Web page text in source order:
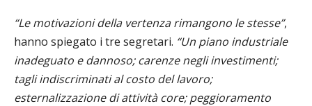
“Le motivazioni della vertenza rimangono le stesse”,
hanno spiegato i tre segretari. “Un piano industriale
inadeguato e dannoso; carenze negli investimenti;
tagli indiscriminati al costo del lavoro;
esternalizzazione di attività core; peggioramento